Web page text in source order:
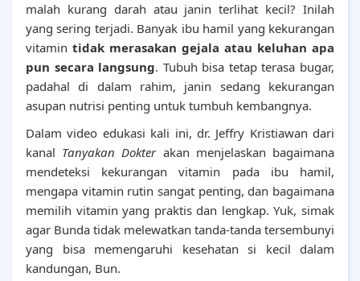
malah kurang darah atau janin terlihat kecil? Inilah
yang sering terjadi. Banyak ibu hamil yang kekurangan
vitamin tidak merasakan gejala atau keluhan apa
pun secara langsung. Tubuh bisa tetap terasa bugar,
padahal di dalam rahim, janin sedang kekurangan
asupan nutrisi penting untuk tumbuh kembangnya.
Dalam video edukasi kali ini, dr. Jeffry Kristiawan dari
kanal Tanyakan Dokterakan menjelaskan bagaimana
mendeteksi kekurangan vitamin pada ibu hamil,
mengapa vitamin rutin sangat penting, dan bagaimana
memilih vitamin yang praktis dan lengkap. Yuk, simak
agar Bunda tidak melewatkan tanda-tanda tersembunyi
yang bisa memengaruhi kesehatan si kecil dalam
kandungan, Bun.